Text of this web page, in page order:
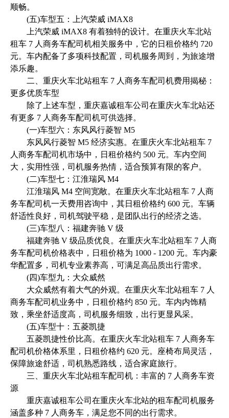
顺畅。
(五)车型五：上汽荣威 iMAX8
上汽荣威 iMAX8 有着独特的设计。在重庆火车北站
租车 7 人商务车配司机相关服务中，它的日租价格约 720
元。车内配备了多项科技配置，司机服务周到，为旅途增
添乐趣。
二、重庆火车北站租车 7 人商务车配司机费用揭秘：
更多优质车型
除了上述车型，重庆嘉诚租车公司在重庆火车北站还
有更多 7 人商务车配司机可供选择。
(一)车型六：东风风行菱智 M5
东风风行菱智 M5 经济实惠。在重庆火车北站租车 7
人商务车配司机市场中，日租价格约 500 元。车内空间
大，实用性强，司机服务热情，适合预算有限的客户。
(二)车型七：江淮瑞风 M4
江淮瑞风 M4 空间宽敞。在重庆火车北站租车 7 人商
务车配司机一天费用咨询中，其日租价格约 600 元。车辆
舒适性良好，司机驾驶平稳，是团队出行的经济之选。
(三)车型八：福建奔驰 V 级
福建奔驰 V 级品质优良。在重庆火车北站租车 7 人商
务车配司机价格表中，日租价格为 1000 - 1200 元。车内豪
华配置多，司机专业素养高，可满足高品质出行需求。
(四)车型九：大众威然
大众威然有着大气的外观。在重庆火车北站租车 7 人
商务车配司机业务中，日租价格约 850 元。车内内饰精
致，乘坐舒适度高，司机服务细致，出行更显风采。
(五)车型十：五菱凯捷
五菱凯捷性价比高。在重庆火车北站租车 7 人商务车
配司机价格体系里，日租价格约 620 元。座椅布局灵活，
保障旅途舒适，司机熟悉路线，适合家庭旅行。
三、重庆火车北站租车配司机：丰富的 7 人商务车资
源
重庆嘉诚租车公司在重庆火车北站的租车配司机服务
涵盖多种 7 人商务车，满足您不同的出行需求。